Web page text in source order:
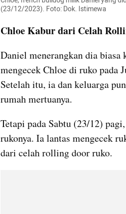
(23/12/2023). Foto: Dok. Istimewa
Chloe Kabur dari Celah
Daniel menerangkan dia biasa
mengecek Chloe di ruko pada
Setelah itu, ia dan keluarga
rumah mertuanya.
Tetapi pada Sabtu (23/12)
rukonya. Ia lantas mengecek
dari celah rolling door ruko.